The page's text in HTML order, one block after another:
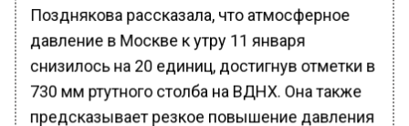
Позднякова рассказала, что атмосферное
давление в Москве к утру 11 января
снизилось на 20 единиц, достигнув отметки в
730 мм ртутного столба на ВДНХ. Она также
предсказывает резкое повышение давления